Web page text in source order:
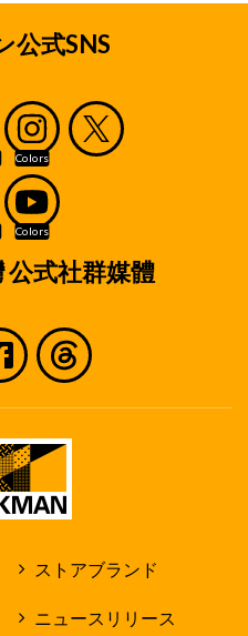
公式SNS
式社群媒體
ストアブランド
ニュースリリース